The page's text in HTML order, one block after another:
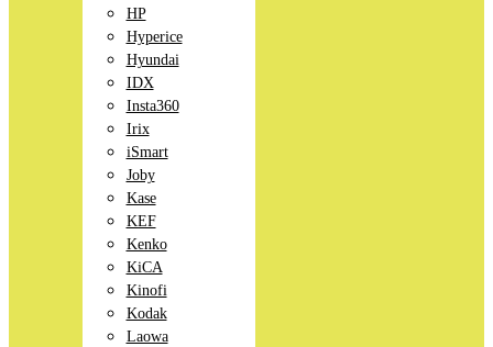
HP
Hyperice
Hyundai
IDX
Insta360
Irix
iSmart
Joby
Kase
KEF
Kenko
KiCA
Kinofi
Kodak
Laowa